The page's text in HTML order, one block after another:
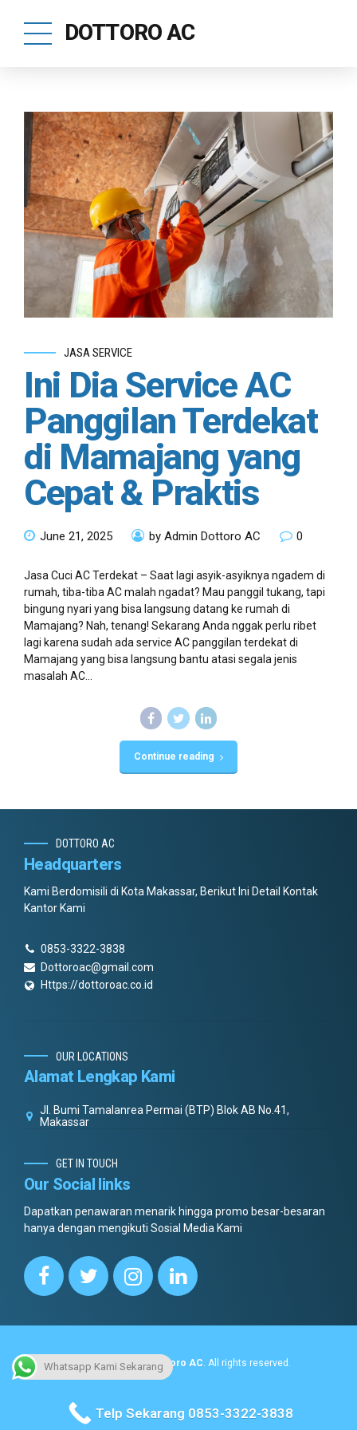
DOTTORO AC
JASA SERVICE
Ini Dia Service AC
Panggilan Terdekat
di Mamajang yang
Cepat & Praktis
June 21, 2025 by Admin Dottoro AC 0
Jasa Cuci AC Terdekat – Saat lagi asyik-asyiknya ngadem di
rumah, tiba-tiba AC malah ngadat? Mau panggil tukang, tapi
bingung nyari yang bisa langsung datang ke rumah di
Mamajang? Nah, tenang! Sekarang Anda nggak perlu ribet
lagi karena sudah ada service AC panggilan terdekat di
Mamajang yang bisa langsung bantu atasi segala jenis
masalah AC...
Continue reading
DOTTORO AC
Headquarters
Kami Berdomisili di Kota Makassar, Berikut Ini Detail Kontak
Kantor Kami
0853-3322-3838
Dottoroac@gmail.com
Https://dottoroac.co.id
OUR LOCATIONS
Alamat Lengkap Kami
Jl. Bumi Tamalanrea Permai (BTP) Blok AB No.41,
Makassar
GET IN TOUCH
Our Social links
Dapatkan penawaran menarik hingga promo besar-besaran
hanya dengan mengikuti Sosial Media Kami
Copyright © 2022.Dottoro AC. All rights reserved.
Whatsapp Kami Sekarang
Telp Sekarang 0853-3322-3838